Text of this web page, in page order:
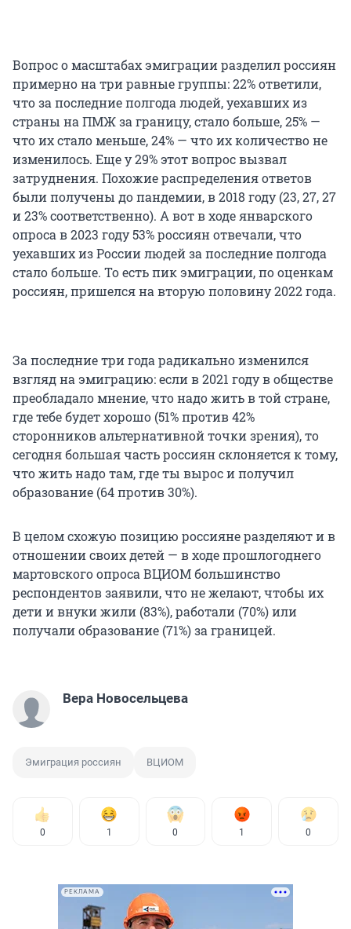
Вопрос о масштабах эмиграции разделил россиян
примерно на три равные группы: 22% ответили,
что за последние полгода людей, уехавших из
страны на ПМЖ за границу, стало больше, 25% —
что их стало меньше, 24% — что их количество не
изменилось. Еще у 29% этот вопрос вызвал
затруднения. Похожие распределения ответов
были получены до пандемии, в 2018 году (23, 27, 27
и 23% соответственно). А вот в ходе январского
опроса в 2023 году 53% россиян отвечали, что
уехавших из России людей за последние полгода
стало больше. То есть пик эмиграции, по оценкам
россиян, пришелся на вторую половину 2022 года.
За последние три года радикально изменился
взгляд на эмиграцию: если в 2021 году в обществе
преобладало мнение, что надо жить в той стране,
где тебе будет хорошо (51% против 42%
сторонников альтернативной точки зрения), то
сегодня большая часть россиян склоняется к тому,
что жить надо там, где ты вырос и получил
образование (64 против 30%).
В целом схожую позицию россияне разделяют и в
отношении своих детей — в ходе прошлогоднего
мартовского опроса ВЦИОМ большинство
респондентов заявили, что не желают, чтобы их
дети и внуки жили (83%), работали (70%) или
получали образование (71%) за границей.
Вера Новосельцева
Эмиграция россиян ВЦИОМ
0 1 0 1 0
РЕКЛАМА